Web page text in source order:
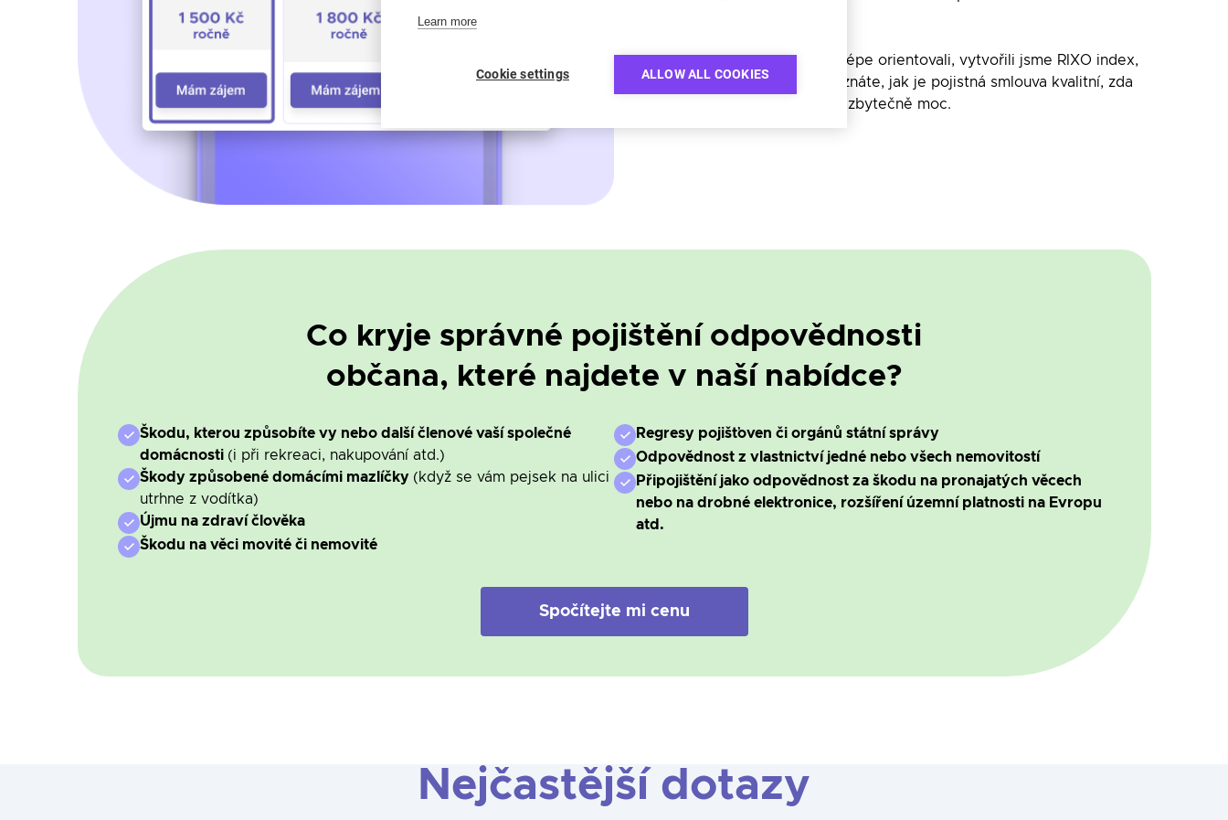
Abyste se v nabídkách pojištění lépe orientovali, vytvořili jsme RIXO index,
díky kterému na první pohled poznáte, jak je pojistná smlouva kvalitní, zda
kryje všechna rizika nebo nestojí zbytečně moc.
Co kryje správné pojištění odpovědnosti
občana, které najdete v naší nabídce?
Škodu, kterou způsobíte vy nebo další členové vaší společné
domácnosti (i při rekreaci, nakupování atd.)
Škody způsobené domácími mazlíčky (když se vám pejsek na ulici
utrhne z vodítka)
Újmu na zdraví člověka
Škodu na věci movité či nemovité
Regresy pojišťoven či orgánů státní správy
Odpovědnost z vlastnictví jedné nebo všech nemovitostí
Připojištění jako odpovědnost za škodu na pronajatých věcech
nebo na drobné elektronice, rozšíření územní platnosti na Evropu
atd.
Spočítejte mi cenu
Nejčastější dotazy
Learn more
Cookie settings ALLOW ALL COOKIES